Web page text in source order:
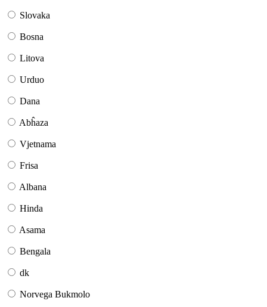
Slovaka
Bosna
Litova
Urduo
Dana
Abĥaza
Vjetnama
Frisa
Albana
Hinda
Asama
Bengala
dk
Norvega Bukmolo